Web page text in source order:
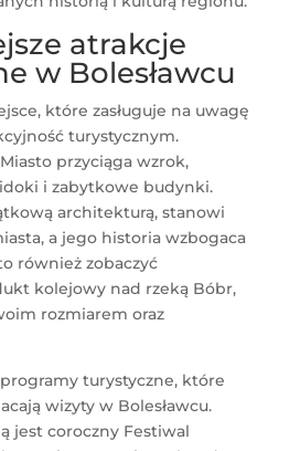
atrakcje
w Bolesławcu
które zasługuje na uwagę
turystycznym.
przyciąga wzrok,
i zabytkowe budynki.
architekturą, stanowi
a jego historia wzbogaca
również zobaczyć
kolejowy nad rzeką Bóbr,
rozmiarem oraz
turystyczne, które
wizyty w Bolesławcu.
jest coroczny Festiwal